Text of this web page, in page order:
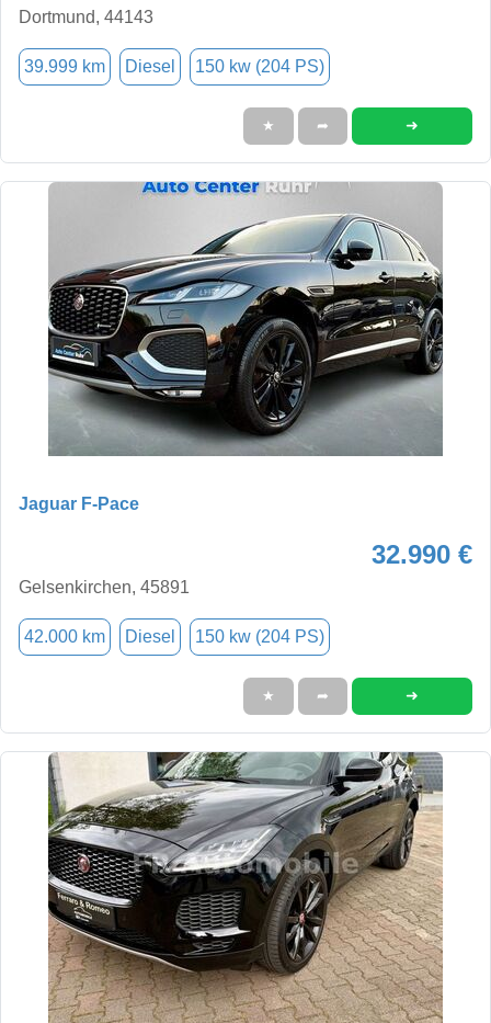
Dortmund, 44143
39.999 km Diesel 150 kw (204 PS)
★ ➦ ➜
Jaguar F-Pace
32.990 €
Gelsenkirchen, 45891
42.000 km Diesel 150 kw (204 PS)
★ ➦ ➜